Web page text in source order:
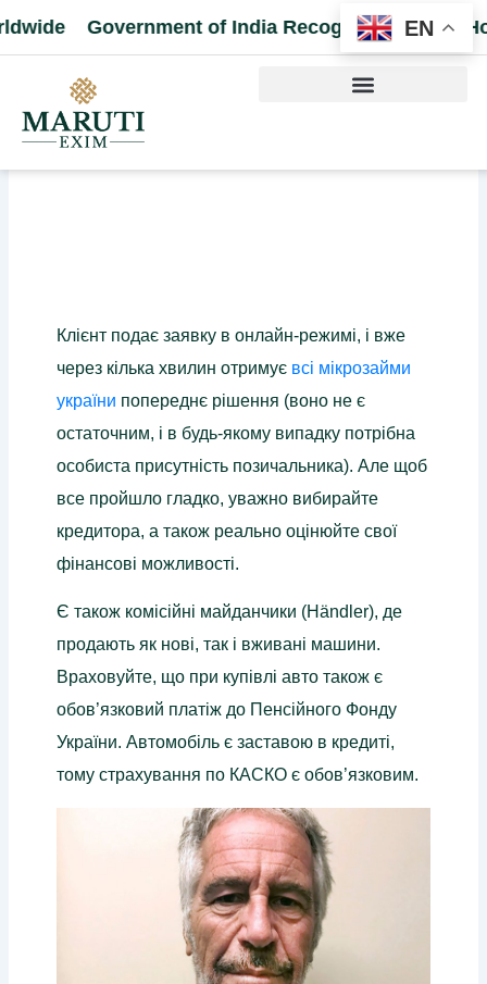
of India Recognized Export House |
Клієнт подає заявку в онлайн-режимі, і вже
через кілька хвилин отримує всі мікрозайми
україни попереднє рішення (воно не є
остаточним, і в будь-якому випадку потрібна
особиста присутність позичальника). Але щоб
все пройшло гладко, уважно вибирайте
кредитора, а також реально оцінюйте свої
фінансові можливості.
Є також комісійні майданчики (Händler), де
продають як нові, так і вживані машини.
Враховуйте, що при купівлі авто також є
обов’язковий платіж до Пенсійного Фонду
України. Автомобіль є заставою в кредиті,
тому страхування по КАСКО є обов’язковим.
EN